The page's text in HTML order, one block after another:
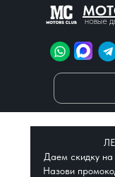
новые
Даем скидку на
Назови